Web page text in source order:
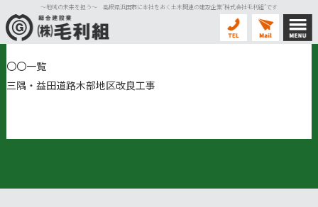
〜地域の未来を担う〜 島根県浜田市に本社をおく土木関連の建設企業”株式会社毛利組”です
〇〇一覧
三隅・益田道路木部地区改良工事